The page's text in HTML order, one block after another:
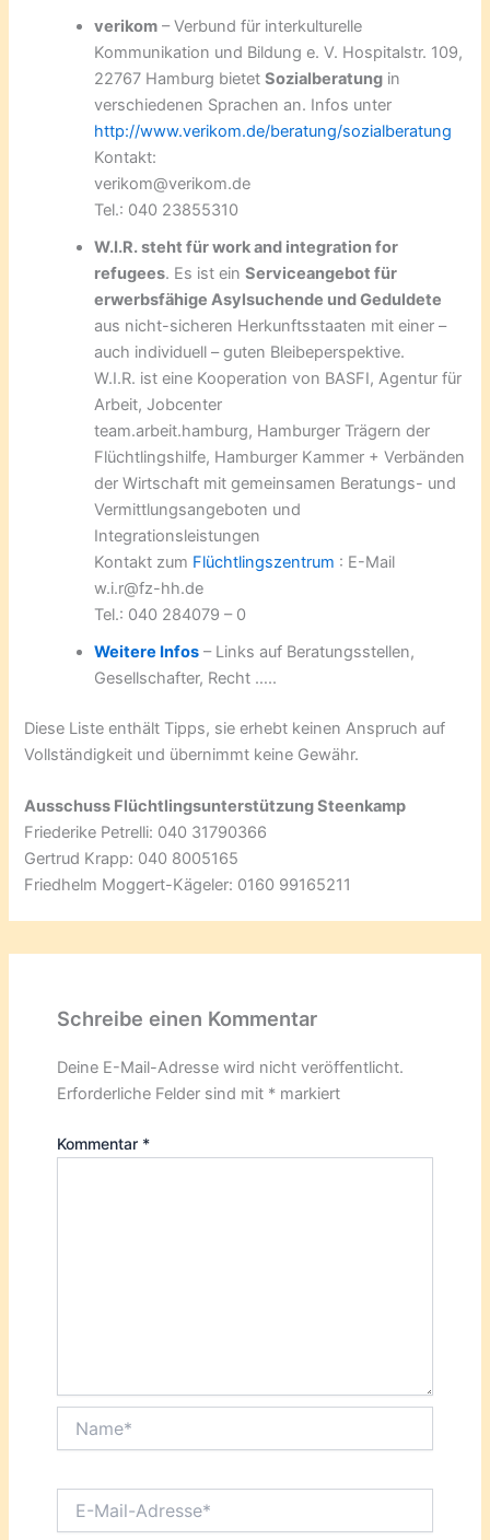
verikom – Verbund für interkulturelle
Kommunikation und Bildung e. V. Hospitalstr. 109,
22767 Hamburg bietetSozialberatung in
verschiedenen Sprachen an. Infos unter
http://www.verikom.de/beratung/sozialberatung
Kontakt:
verikom@verikom.de
Tel.: 040 23855310
W.I.R. steht für work and integration for
refugees. Es ist einServiceangebot für
erwerbsfähige Asylsuchende und Geduldete
aus nicht-sicheren Herkunftsstaaten mit einer –
auch individuell – guten Bleibeperspektive.
W.I.R. ist eine Kooperation von BASFI, Agentur für
Arbeit, Jobcenter
team.arbeit.hamburg, Hamburger Trägern der
Flüchtlingshilfe, Hamburger Kammer + Verbänden
der Wirtschaft mit gemeinsamen Beratungs- und
Vermittlungsangeboten und
Integrationsleistungen
Kontakt zum Flüchtlingszentrum : E-Mail
w.i.r@fz-hh.de
Tel.: 040 284079 – 0
Weitere Infos – Links auf Beratungsstellen,
Gesellschafter, Recht …..
Diese Liste enthält Tipps, sie erhebt keinen Anspruch auf
Vollständigkeit und übernimmt keine Gewähr.
Ausschuss Flüchtlingsunterstützung Steenkamp
Friederike Petrelli: 040 31790366
Gertrud Krapp: 040 8005165
Friedhelm Moggert-Kägeler: 0160 99165211
Schreibe einen Kommentar
Deine E-Mail-Adresse wird nicht veröffentlicht.
Erforderliche Felder sind mit *markiert
Kommentar *
Mail-